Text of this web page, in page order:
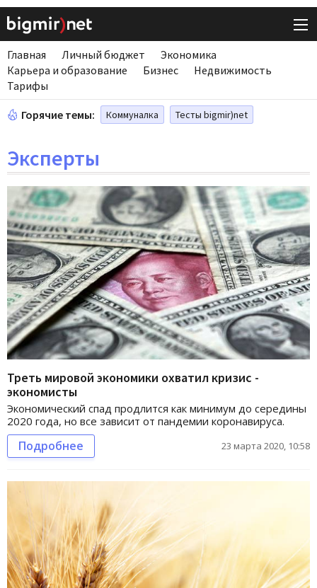
Главная Личный бюджет
Экономика
Карьера и образование
Бизнес
Недвижимость
Тарифы
Горячие темы: Коммуналка Тесты bigmir)net
Эксперты
Треть мировой экономики охватил кризис -
экономисты
Экономический спад продлится как минимум до середины
2020 года, но все зависит от пандемии коронавируса.
Подробнее 23 марта 2020, 10:58